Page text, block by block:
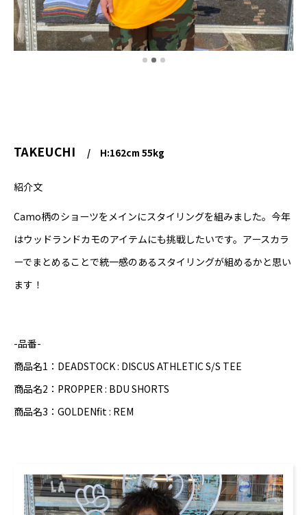
TAKEUCHI H:162cm 55kg
紹介文
Camo柄のショーツをメインにスタイリングを組みました。今年
はウッドランドカモのアイテムにも挑戦したいです。アースカラ
ーでまとめることで統一感のあるスタイリングが組めるかと思い
ます！
-品番-
商品名1：DEADSTOCK : DISCUS ATHLETIC S/S TEE
商品名2：PROPPER : BDU SHORTS
商品名3：GOLDENfit : REM